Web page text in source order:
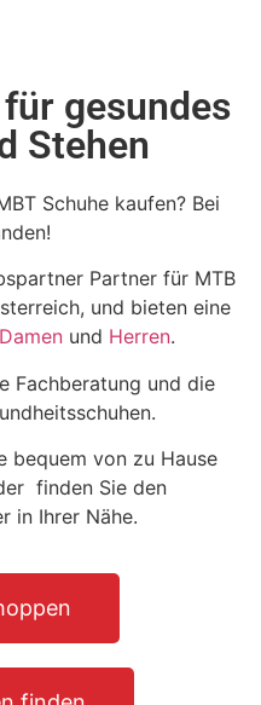
gesundes
Stehen
Schuhe kaufen? Bei
Partner für MTB
und bieten eine
und Herren.
Fachberatung und die
bequem von zu Hause
finden Sie den
in Ihrer Nähe.